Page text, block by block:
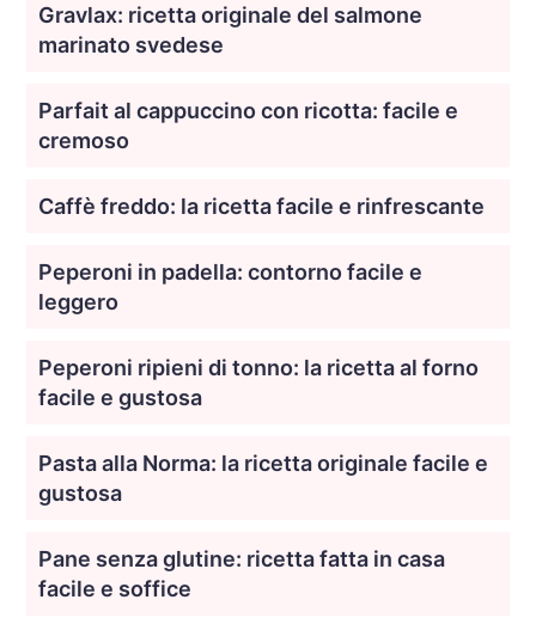
Gravlax: ricetta originale del salmone
marinato svedese
Parfait al cappuccino con ricotta: facile e
cremoso
Caffè freddo: la ricetta facile e rinfrescante
Peperoni in padella: contorno facile e
leggero
Peperoni ripieni di tonno: la ricetta al forno
facile e gustosa
Pasta alla Norma: la ricetta originale facile e
gustosa
Pane senza glutine: ricetta fatta in casa
facile e soffice